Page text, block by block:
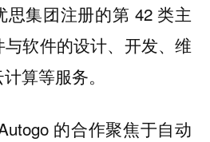
思集团注册的第 42 类主
软件的设计、开发、维
算等服务。
的合作聚焦于自动